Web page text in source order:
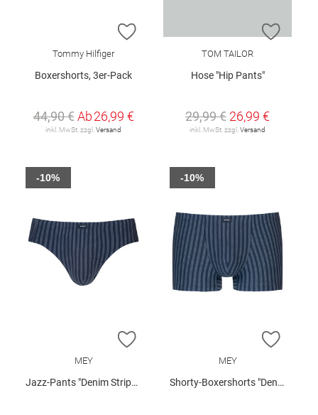
ZUR WUNSCHLISTE HINZUFÜGEN
Tommy Hilfiger
Boxershorts, 3er-Pack
44,90 € Ab26,99 €
inkl. MwSt. zzgl. Versand
ZUR
TOM TAILOR
Hose "Hip Pants"
29,99 € 26,99 €
inkl. MwSt. zzgl. Versand
ZUR WUNSCHLISTE HINZUFÜGEN
MEY
Jazz-Pants "Denim Stripes"
-10%
ZUR
MEY
Shorty-Boxershorts "Denim Stripes"
-10%